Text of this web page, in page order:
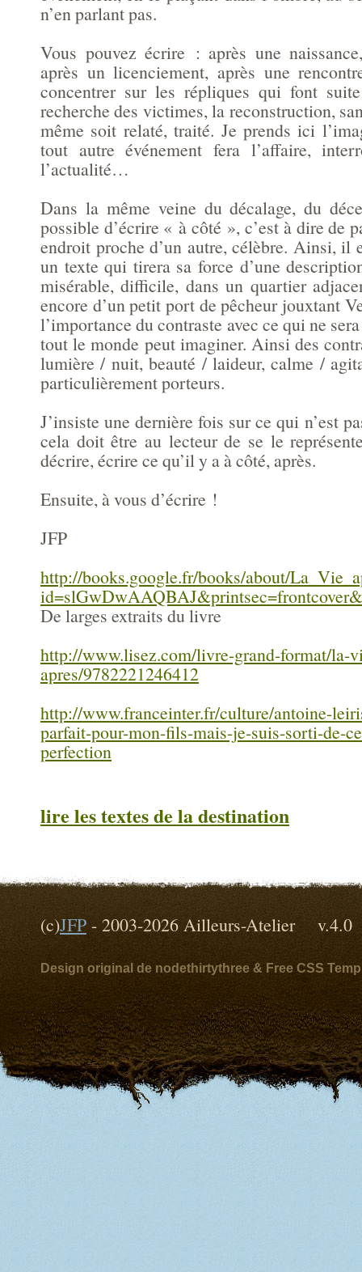
n’en parlant pas.
Vous pouvez écrire : après une
après un licenciement, après une
concentrer sur les répliques qui font
recherche des victimes, la reconstruction,
même soit relaté, traité. Je prends ici
tout autre événement fera l’affaire,
l’actualité…
Dans la même veine du décalage, du
possible d’écrire « à côté », c’est à dire de
endroit proche d’un autre, célèbre. Ainsi, il
un texte qui tirera sa force d’une
misérable, difficile, dans un quartier
encore d’un petit port de pêcheur jouxtant
l’importance du contraste avec ce qui ne
tout le monde peut imaginer. Ainsi des
lumière / nuit, beauté / laideur, calme /
particulièrement porteurs.
J’insiste une dernière fois sur ce qui n’est
cela doit être au lecteur de se le
décrire, écrire ce qu’il y a à côté, après.
Ensuite, à vous d’écrire !
JFP
http://books.google.fr/books/about/
De larges extraits du livre
http://www.lisez.com/livre-grand-format/la-
apres/9782221246412
http://www.franceinter.fr/culture/antoine-
parfait-pour-mon-fils-mais-je-suis-sorti-de-
perfection
lire les textes de la destination
(c)JFP - 2003-2026 Ailleurs-Atelier
Design original de nodethirtythree & Free CSS